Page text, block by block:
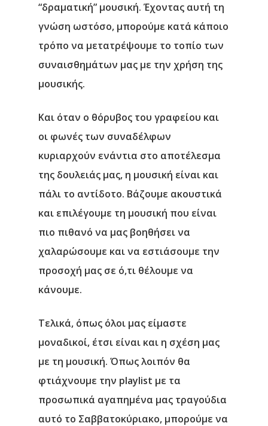
“δραματική” μουσική. Έχοντας αυτή τη
γνώση ωστόσο, μπορούμε κατά κάποιο
τρόπο να μετατρέψουμε το τοπίο των
συναισθημάτων μας με την χρήση της
μουσικής.
Και όταν ο θόρυβος του γραφείου και
οι φωνές των συναδέλφων
κυριαρχούν ενάντια στο αποτέλεσμα
της δουλειάς μας, η μουσική είναι και
πάλι το αντίδοτο. Βάζουμε ακουστικά
και επιλέγουμε τη μουσική που είναι
πιο πιθανό να μας βοηθήσει να
χαλαρώσουμε και να εστιάσουμε την
προσοχή μας σε ό,τι θέλουμε να
κάνουμε.
Τελικά, όπως όλοι μας είμαστε
μοναδικοί, έτσι είναι και η σχέση μας
με τη μουσική. Όπως λοιπόν θα
φτιάχνουμε την playlist με τα
προσωπικά αγαπημένα μας τραγούδια
αυτό το Σαββατοκύριακο, μπορούμε να